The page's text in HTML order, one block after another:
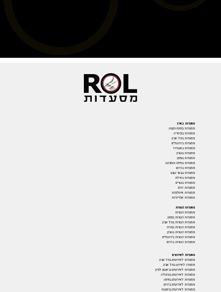
מסעדות בארץ
מסעדות בפתח תקווה
מסעדות בקיסריה
מסעדות בתל אביב
מסעדות בירושלים
מסעדות באשדוד
מסעדות בשרון
מסעדות בצפון
מסעדות בחיפה והסביבה
מסעדות בדרום
מסעדות בבאר שבע
מסעדות באילת
מסעדות בשרים
מסעדות דגים
מסעדות איטלקיות
מסעדות אסייתיות
מסעדות כשרות
מסעדות כשרות
מסעדות כשרות בצפון
מסעדות כשרות בתל אביב
מסעדות כשרות במרכז
מסעדות כשרות בשרון
מסעדות כשרות בירושלים
מסעדות כשרות בדרום
מסעדות לאירועים
מסעדות לאירועים בתל אביב
מסעדה לאירוע בתל אביב
מסעדות לאירועים בראשון לציון
מסעדות לאירועים בהרצליה
מסעדות לאירועים בחיפה
מסעדות לאירועים בדרום
מסעדות לאירועים ברחובות